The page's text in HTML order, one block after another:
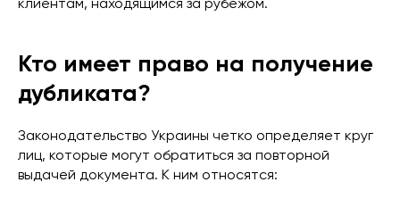
Кто имеет право на получение
дубликата?
Законодательство Украины четко определяет круг
лиц, которые могут обратиться за повторной
выдачей документа. К ним относятся: